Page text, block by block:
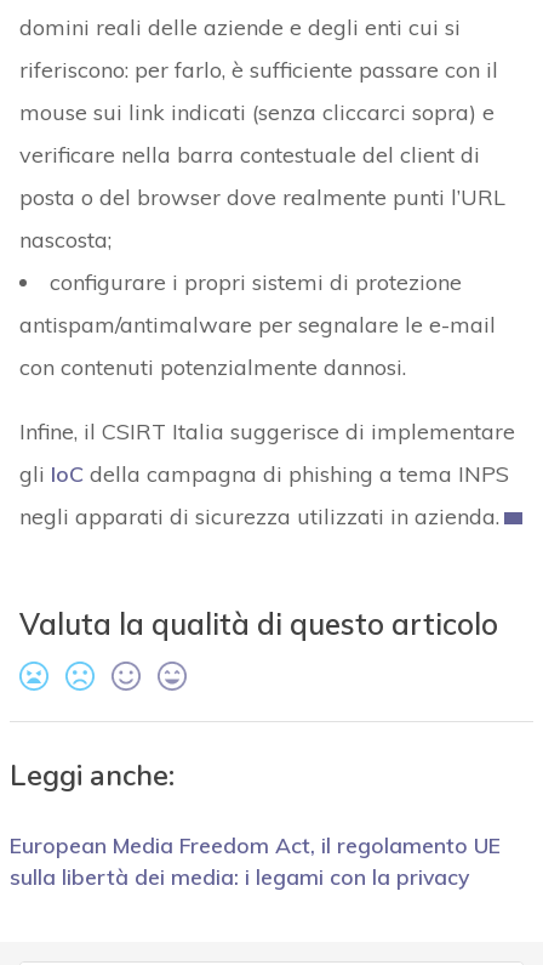
domini reali delle aziende e degli enti cui si
riferiscono: per farlo, è sufficiente passare con il
mouse sui link indicati (senza cliccarci sopra) e
verificare nella barra contestuale del client di
posta o del browser dove realmente punti l’URL
nascosta;
configurare i propri sistemi di protezione
antispam/antimalware per segnalare le e-mail
con contenuti potenzialmente dannosi.
Infine, il CSIRT Italia suggerisce di implementare
gli IoCdella campagna di phishing a tema INPS
negli apparati di sicurezza utilizzati in azienda.
Valuta la qualità di questo articolo
Leggi anche:
European Media Freedom Act, il regolamento UE
sulla libertà dei media: i legami con la privacy